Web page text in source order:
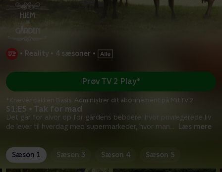
• Reality • 4 sæsoner •
S1:E5 • Tak for mad
Det går for alvor op for gårdens beboere, hvor privilegerede liv
de lever til hverdag med supermarkeder, hvor man
Læs mere
Prøv TV 2 Play*
*Kræver pakken Basis. Administrer dit abonnement på Mit TV 2.
Sæson 1 Sæson 3 Sæson 4 Sæson 5